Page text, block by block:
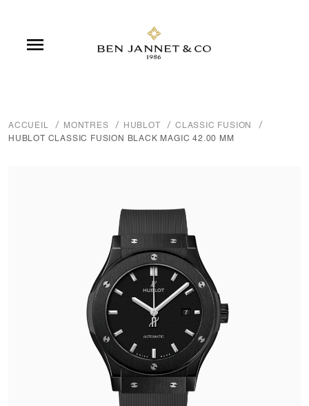

ACCUEIL MONTRES HUBLOT
CLASSIC FUSION
HUBLOT CLASSIC FUSION BLACK MAGIC 42.00 MM